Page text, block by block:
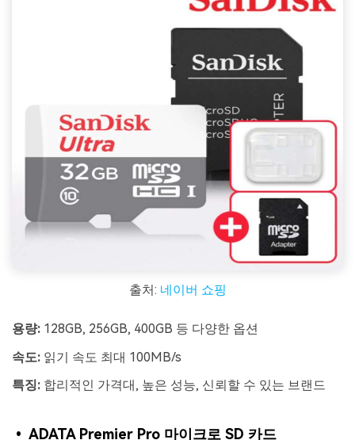
출처: 네이버 쇼핑
용량: 128GB, 256GB, 400GB 등 다양한 옵션
속도: 읽기 속도 최대 100MB/s
특징: 합리적인 가격대, 높은 성능, 신뢰할 수 있는 브랜드
• ADATA Premier Pro 마이크로 SD 카드